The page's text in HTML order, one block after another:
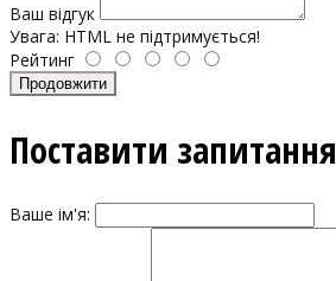
Ваш відгук
Увага: HTML не підтримується!
Рейтинг
Продовжити
Поставити запитання
Ваше ім'я: